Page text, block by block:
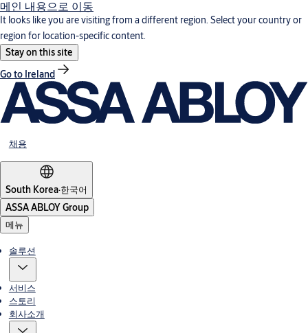
메인 내용으로 이동
It looks like you are visiting from a different region. Select your country or
region for location-specific content.
Stay on this site
Go to Ireland
채용
South Korea·한국어
ASSA ABLOY Group
메뉴
솔루션
서비스
스토리
회사소개